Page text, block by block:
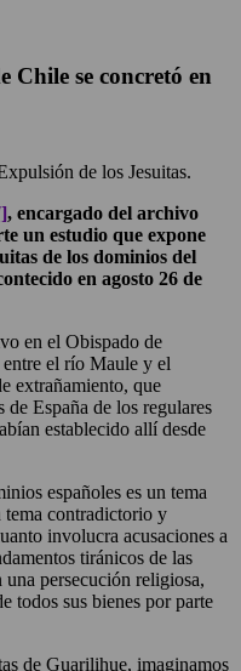
Chile se concretó en
de los Jesuitas.
, encargado del archivo
un estudio que expone
de los dominios del
en agosto 26 de
en el Obispado de
el río Maule y el
extrañamiento, que
España de los regulares
establecido allí desde
españoles es un tema
tema contradictorio y
involucra acusaciones a
tiránicos de las
persecución religiosa,
todos sus bienes por parte
de Guarilihue, imaginamos